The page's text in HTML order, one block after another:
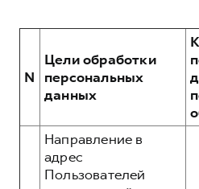
Крупным корпоративным
Система управления
Сервис для корпоративных
АКСЕССУАРЫ HAVAL
Руководства по
Подписки
АКСЕССУАРЫ HAVAL
Автомобильные аксессуары
Коллекция PRO
N
Цели обработки
персональных
данных
Направление в
адрес
Пользователей